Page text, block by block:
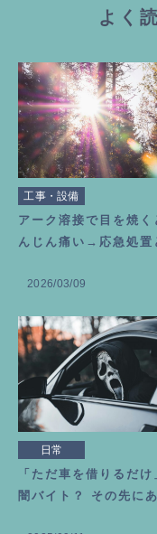
よく
工事・設備
アーク溶接で目を焼く
んじん痛い→応急処置
タミン目薬を選んだ理
2026/03/09
日常
「ただ車を借りるだけ
闇バイト？ その先に